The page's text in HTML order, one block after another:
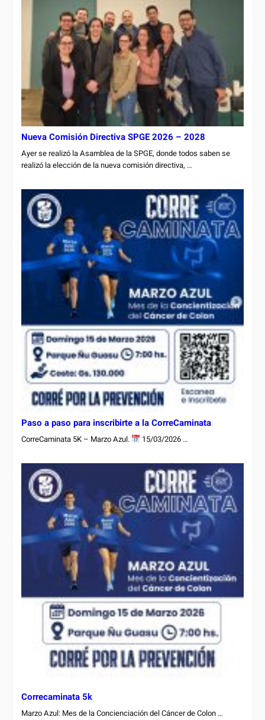
Nueva Comisión Directiva SPGE 2026 – 2028
Ayer se realizó la Asamblea de la SPGE, donde todos saben se
realizó la elección de la nueva comisión directiva, …
Paso a paso para inscribirte a la CorreCaminata
CorreCaminata 5K – Marzo Azul. 15/03/2026 …
Correcaminata 5k
Marzo Azul: Mes de la Concienciación del Cáncer de Colon …